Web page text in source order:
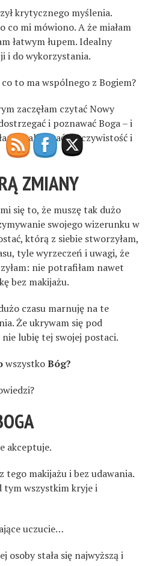
krytycznego myślenia.
co mi mówiono. A że miałam
łatwym łupem. Idealny
i do wykorzystania.
to ma wspólnego z Bogiem?
zaczęłam czytać Nowy
i poznawać Boga – i
analizować rzeczywistość i
ZMIANY
się to, że muszę tak dużo
swojego wizerunku w
którą z siebie stworzyłam,
tyle wyrzeczeń i uwagi, że
nie potrafiłam nawet
bez makijażu.
czasu marnuję na te
Że ukrywam się pod
lubię tej swojej postaci.
wszystkoBóg?
akceptuje.
tego makijażu i bez udawania.
tym wszystkim kryje i
uczucie…
osoby stała się najwyższą i